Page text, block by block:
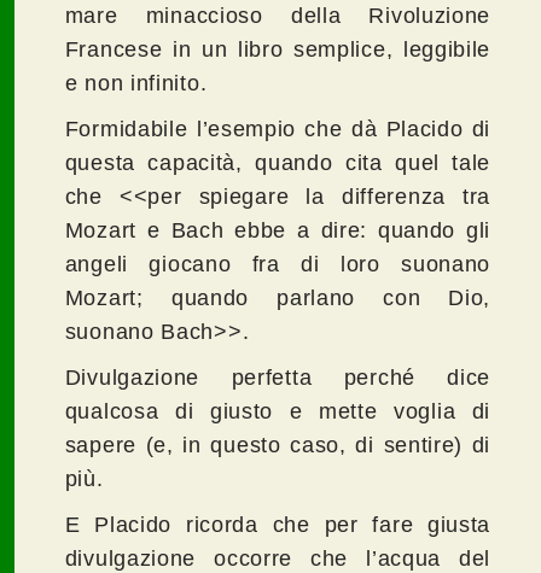
mare minaccioso della Rivoluzione
Francese in un libro semplice, leggibile
e non infinito.
Formidabile l’esempio che dà Placido di
questa capacità, quando cita quel tale
che <<per spiegare la differenza tra
Mozart e Bach ebbe a dire: quando gli
angeli giocano fra di loro suonano
Mozart; quando parlano con Dio,
suonano Bach>>.
Divulgazione perfetta perché dice
qualcosa di giusto e mette voglia di
sapere (e, in questo caso, di sentire) di
più.
E Placido ricorda che per fare giusta
divulgazione occorre che l’acqua del